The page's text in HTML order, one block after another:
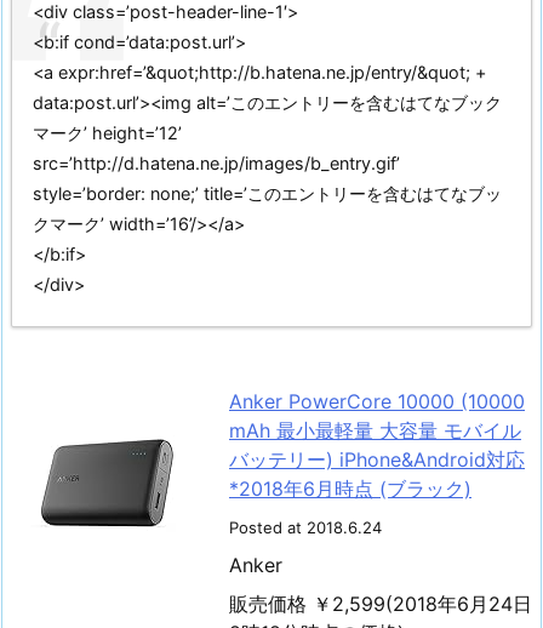
<div class=’post-header-line-1′>
<b:if cond=’data:post.url’>
<a expr:href=’&quot;http://b.hatena.ne.jp/entry/&quot; +
data:post.url’><img alt=’このエントリーを含むはてなブック
マーク’ height=’12’
src=’http://d.hatena.ne.jp/images/b_entry.gif’
style=’border: none;’ title=’このエントリーを含むはてなブッ
クマーク’ width=’16’/></a>
</b:if>
</div>
Anker PowerCore 10000 (10000
mAh 最小最軽量 大容量 モバイル
バッテリー) iPhone&Android対応
*2018年6月時点 (ブラック)
Posted at 2018.6.24
Anker
販売価格 ￥2,599(2018年6月24日